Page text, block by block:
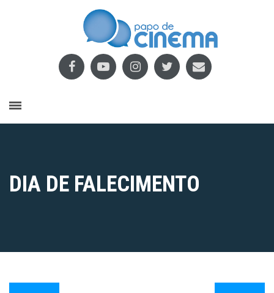
DIA DE FALECIMENTO